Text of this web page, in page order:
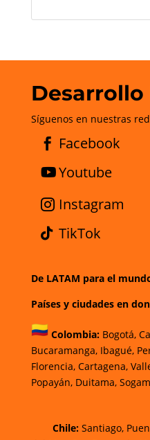
Desarrollo
Síguenos en nuestras
Facebook
Youtube
Instagram
TikTok
De LATAM para el
Países y ciudades en
Colombia: Bogotá,
Bucaramanga,Ibagué,
Florencia, Cartagena,
Popayán, Duitama,
Chile:Santiago,